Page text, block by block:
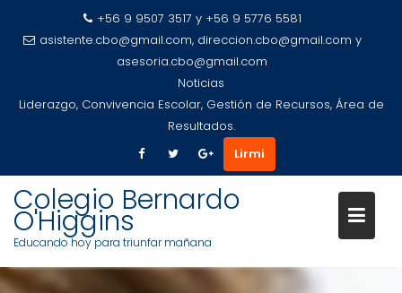
contenido
+56 9 9507 3517 y +56 9 5776 5581
asistente.cbo@gmail.com, direccion.cbo@gmail.com y
asesoria.cbo@gmail.com
Noticias
Liderazgo, Convivencia Escolar, Gestión de Recursos, Área de
Resultados.
Lirmi
Colegio Bernardo
O'Higgins
Educando hoy para triunfar mañana